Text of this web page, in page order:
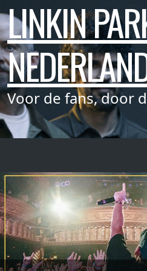
Meteen
naar
de
inhoud
LINKIN
Voor de fans, door